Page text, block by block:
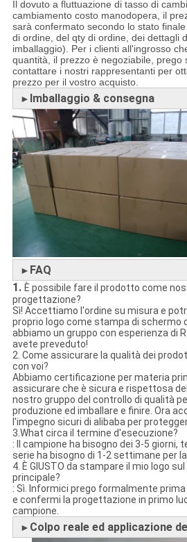
Il dovuto a fluttuazione di tasso di
cambiamento costo manodopera, il
sarà confermato secondo lo stato
di ordine, del qty di ordine, dei dettagli
imballaggio). Per i clienti all'ingrosso
quantità, il prezzo è negoziabile, prego
contattare i nostri rappresentanti per
prezzo per il vostro acquisto.
► Imballaggio & consegna
► FAQ
1. È possibile fare il prodotto come
progettazione?
Sì! Accettiamo l'ordine su misura e
proprio logo come stampa di schermo
abbiamo un gruppo con esperienza di
avete preveduto!
2. Come assicurare la qualità dei
con voi?
Abbiamo certificazione per materia
assicurare che è sicura e rispettosa
nostro gruppo del controllo di qualità
produzione ed imballare e finire. Ora
l'impegno sicuri di alibaba per
3.What circa il termine d'esecuzione?
: Il campione ha bisogno dei 3-5 giorni,
serie ha bisogno di 1-2 settimane per
4. È GIUSTO da stampare il mio logo
principale?
: Sì. Informici prego formalmente
e confermi la progettazione in primo
campione.
► Colpo reale ed applicazione